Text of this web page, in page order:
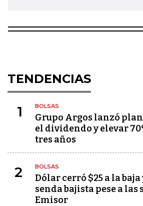
TENDENCIAS
1 BOLSAS
Grupo Argos lanzó
el dividendo y elevar
tres años
2 BOLSAS
Dólar cerró $25 a la
senda bajista pese a las
Emisor